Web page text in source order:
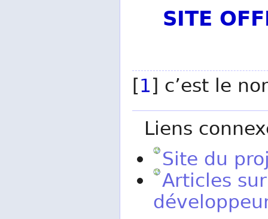
SITE
[1] c’est le
Liens
Site du
Articles